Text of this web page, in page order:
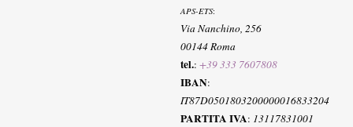
APS-ETS:
Via Nanchino, 256
00144 Roma
tel.:+39 333 7607808
IBAN:
IT87D0501803200000016833204
PARTITA IVA: 13117831001